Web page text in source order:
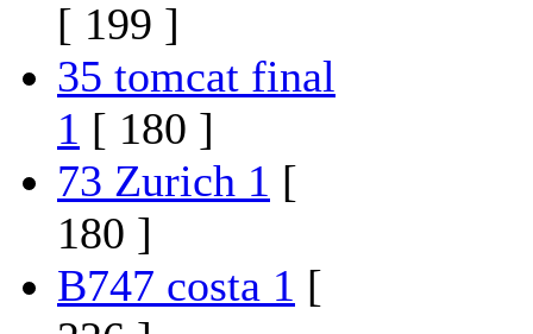
[ 199 ]
35 tomcat final
1 [ 180 ]
73 Zurich 1 [
180 ]
B747 costa 1 [